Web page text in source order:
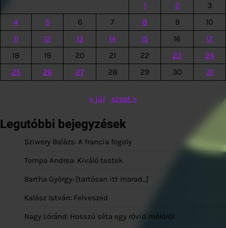
1
2
3
4
5 6 7 8 9
10
11
12 13 14 15 16
17
18
19 20 21 22 23
24
25
26 27 28 29 30 31
« júl szept »
Legutóbbi bejegyzések
Sziwery Balázs: A francia fogoly
Tompa Andrea: Kiváló testek
Bartha György: [tartósan itt marad…]
Kalász István: Felveszed
Nagy Lóránd: Hosszú séta egy rövid mólóról